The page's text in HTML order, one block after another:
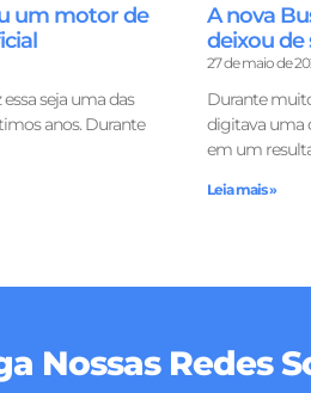
um motor de
seja uma das
anos. Durante
A nova
deixou de
27 de maio de
Durante
digitava uma
em um
Leia mais »
Nossas Redes